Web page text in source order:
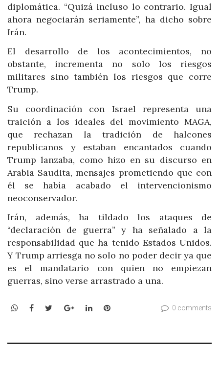
diplomática. “Quizá incluso lo contrario. Igual
ahora negociarán seriamente”, ha dicho sobre
Irán.
El desarrollo de los acontecimientos, no
obstante, incrementa no solo los riesgos
militares sino también los riesgos que corre
Trump.
Su coordinación con Israel representa una
traición a los ideales del movimiento MAGA,
que rechazan la tradición de halcones
republicanos y estaban encantados cuando
Trump lanzaba, como hizo en su discurso en
Arabia Saudita, mensajes prometiendo que con
él se había acabado el intervencionismo
neoconservador.
Irán, además, ha tildado los ataques de
“declaración de guerra” y ha señalado a la
responsabilidad que ha tenido Estados Unidos.
Y Trump arriesga no solo no poder decir ya que
es el mandatario con quien no empiezan
guerras, sino verse arrastrado a una.
WhatsApp
Facebook
TwitterGoogle+LinkedInPinterest 0 comments